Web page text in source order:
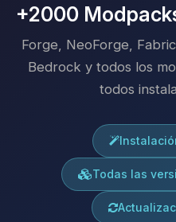
+2000
Forge, NeoForge,
Bedrock y todos los
todos
Todas las